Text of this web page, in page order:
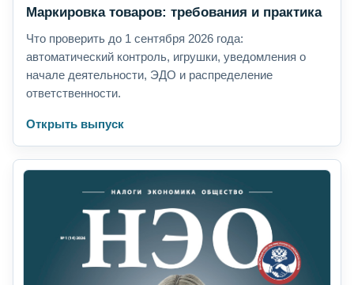
Маркировка товаров: требования и практика
Что проверить до 1 сентября 2026 года:
автоматический контроль, игрушки, уведомления о
начале деятельности, ЭДО и распределение
ответственности.
Открыть выпуск